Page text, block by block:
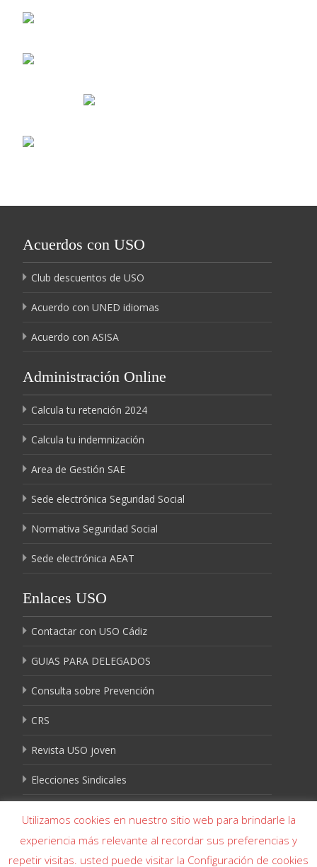
Acuerdos con USO
Club descuentos de USO
Acuerdo con UNED idiomas
Acuerdo con ASISA
Administración Online
Calcula tu retención 2024
Calcula tu indemnización
Area de Gestión SAE
Sede electrónica Seguridad Social
Normativa Seguridad Social
Sede electrónica AEAT
Enlaces USO
Contactar con USO Cádiz
GUIAS PARA DELEGADOS
Consulta sobre Prevención
CRS
Revista USO joven
Elecciones Sindicales
Utilizamos cookies en nuestro sitio web para brindarle la
experiencia más relevante al recordar sus preferencias y
repetir visitas. usted puede visitar la Configuración de cookies